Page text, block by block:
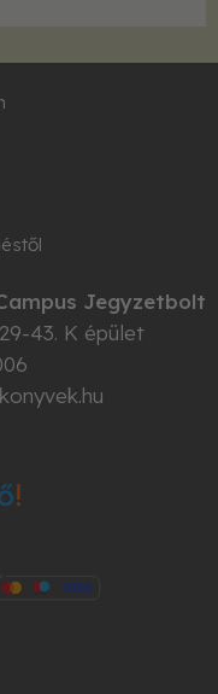
Jegyzetbolt
43. K épület